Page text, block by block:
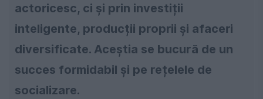
actoricesc, ci și prin investiții
inteligente, producții proprii și afaceri
diversificate. Aceștia se bucură de un
succes formidabil și pe rețelele de
socializare.